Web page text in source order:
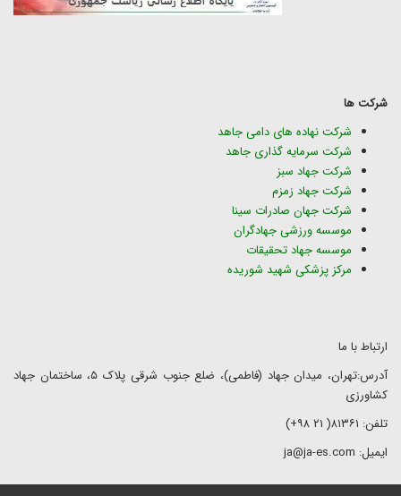
شرکت ها
شرکت نهاده های دامی جاهد
شرکت سرمایه گذاری جاهد
شرکت جهاد سبز
شرکت جهاد زمزم
شرکت جهان صادرات سینا
موسسه ورزشی جهادگران
موسسه جهاد تحقیقات
مرکز پزشکی شهید شوریده
ارتباط با ما
آدرس:تهران، میدان جهاد (فاطمی)، ضلع جنوب شرقی پلاک ۵، ساختمان جهاد
کشاورزی
تلفن: ۸۱۳۶۱( ۲۱ ۹۸+)
ایمیل: ja@ja-es.com